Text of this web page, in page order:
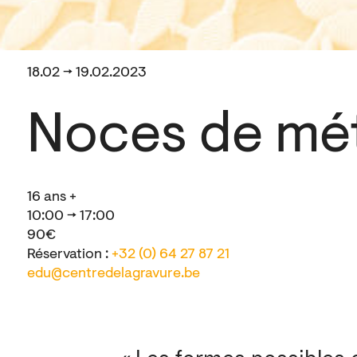
18.02 → 19.02.2023
Noces de
16 ans +
10:00 → 17:00
90€
Réservation : +32 (0) 64 27 87 21
edu@centredelagravure.be